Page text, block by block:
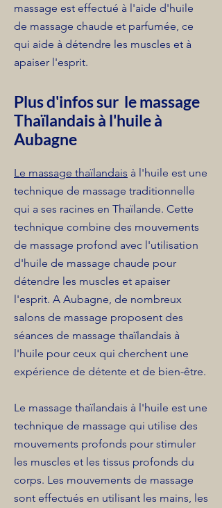
massage est effectué à l'aide d'huile
de massage chaude et parfumée, ce
qui aide à détendre les muscles et à
apaiser l'esprit.
Plus d'infos sur le massage
Thaïlandais à l'huile à
Aubagne
Le massage thaïlandais à l'huile est une
technique de massage traditionnelle
qui a ses racines en Thaïlande. Cette
technique combine des mouvements
de massage profond avec l'utilisation
d'huile de massage chaude pour
détendre les muscles et apaiser
l'esprit. A Aubagne, de nombreux
salons de massage proposent des
séances de massage thaïlandais à
l'huile pour ceux qui cherchent une
expérience de détente et de bien-être.
Le massage thaïlandais à l'huile est une
technique de massage qui utilise des
mouvements profonds pour stimuler
les muscles et les tissus profonds du
corps. Les mouvements de massage
sont effectués en utilisant les mains, les